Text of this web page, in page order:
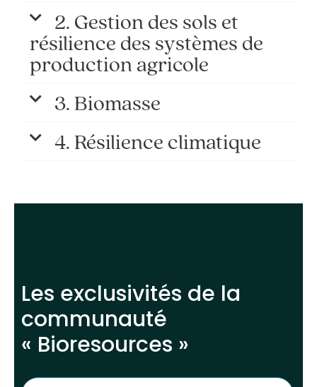
2. Gestion des sols et
résilience des systèmes de
production agricole
3. Biomasse
4. Résilience climatique
Les exclusivités de la
communauté
« Bioresources »